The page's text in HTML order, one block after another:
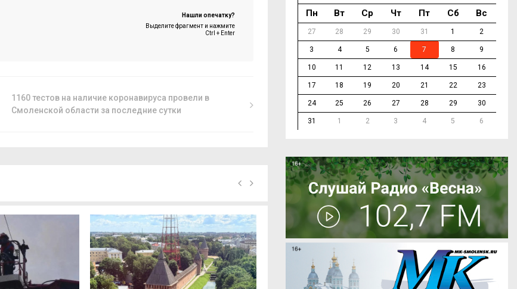
Нашли опечатку?
Выделите фрагмент и нажмите
Ctrl + Enter
1160 тестов на наличие коронавируса провели в
Смоленской области за последние сутки
Пн
Вт Ср Чт Пт Сб Вс
27 28 29 30 31 1 2
3 4 5 6 7 8 9
10 11 12 13 14 15 16
17 18 19 20 21 22 23
24 25 26 27 28 29 30
31 1 2 3 4 5 6